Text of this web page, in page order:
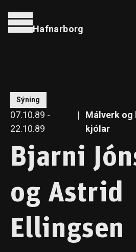
Hafnarborg
Sýning
07.10.89 -
22.10.89
Málverk og
kjólar
Bjarni
og Astrid
Ellingsen